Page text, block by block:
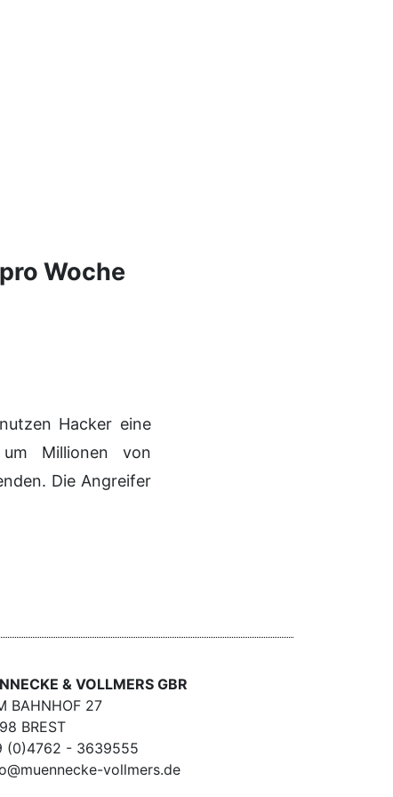
Woche
Hacker eine
Millionen von
Die Angreifer
& VOLLMERS GBR
BAHNHOF 27
BREST
(0)4762 - 3639555
vollmers.de